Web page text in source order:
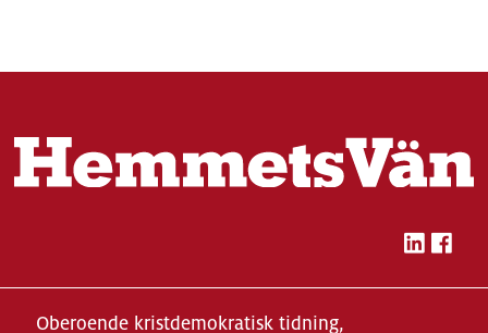
Oberoende kristdemokratisk tidning,